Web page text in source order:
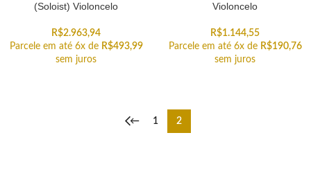
(Soloist) Violoncelo
R$2.963,94
Parcele em até 6x de R$493,99
sem juros
Violoncelo
R$1.144,55
Parcele em até 6x de R$190,76
sem juros
← 1 2